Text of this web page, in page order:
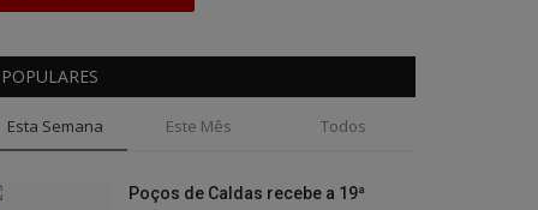
POPULARES
Esta Semana Este Mês Todos
Poços de Caldas recebe a 19ª